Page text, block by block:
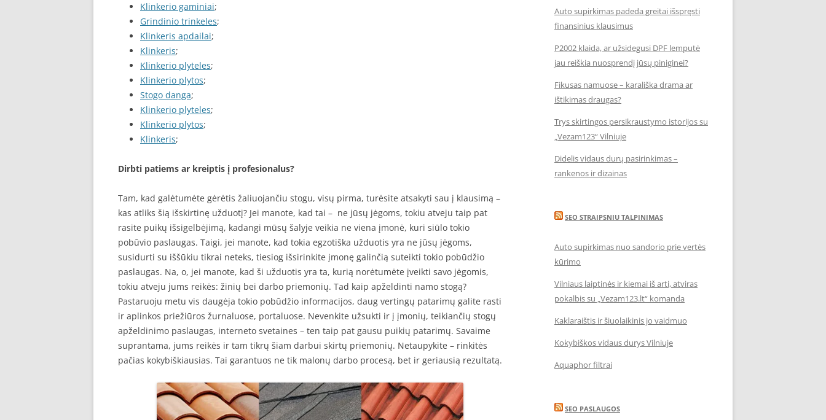
Klinkerio gaminiai;
Grindinio trinkeles;
Klinkeris apdailai;
Klinkeris;
Klinkerio plyteles;
Klinkerio plytos;
Stogo danga;
Klinkerio plyteles;
Klinkerio plytos;
Klinkeris;
Dirbti patiems ar kreiptis į profesionalus?
Tam, kad galėtumėte gėrėtis žaliuojančiu stogu, visų pirma, turėsite atsakyti sau į klausimą –
kas atliks šią išskirtinę užduotį? Jei manote, kad tai – ne jūsų jėgoms, tokiu atveju taip pat
rasite puikų išsigelbėjimą, kadangi mūsų šalyje veikia ne viena įmonė, kuri siūlo tokio
pobūvio paslaugas. Taigi, jei manote, kad tokia egzotiška užduotis yra ne jūsų jėgoms,
susidurti su iššūkiu tikrai neteks, tiesiog išsirinkite įmonę galinčią suteikti tokio pobūdžio
paslaugas. Na, o, jei manote, kad ši užduotis yra ta, kurią norėtumėte įveikti savo jėgomis,
tokiu atveju jums reikės: žinių bei darbo priemonių. Tad kaip apželdinti namo stogą?
Pastaruoju metu vis daugėja tokio pobūdžio informacijos, daug vertingų patarimų galite rasti
ir aplinkos priežiūros žurnaluose, portaluose. Nevenkite užsukti ir į įmonių, teikiančių stogų
apželdinimo paslaugas, interneto svetaines – ten taip pat gausu puikių patarimų. Savaime
suprantama, jums reikės ir tam tikrų šiam darbui skirtų priemonių. Netaupykite – rinkitės
pačias kokybiškiausias. Tai garantuos ne tik malonų darbo procesą, bet ir geriausią rezultatą.
Auto supirkimas padeda greitai išspręsti
finansinius klausimus
P2002 klaida, ar užsidegusi DPF lemputė
jau reiškia nuosprendį jūsų piniginei?
Fikusas namuose – karališka drama ar
ištikimas draugas?
Trys skirtingos persikraustymo istorijos su
„Vezam123“ Vilniuje
Didelis vidaus durų pasirinkimas –
rankenos ir dizainas
SEO STRAIPSNIU TALPINIMAS
Auto supirkimas nuo sandorio prie vertės
kūrimo
Vilniaus laiptinės ir kiemai iš arti, atviras
pokalbis su „Vezam123.lt“ komanda
Kaklaraištis ir šiuolaikinis jo vaidmuo
Kokybiškos vidaus durys Vilniuje
Aquaphor filtrai
SEO PASLAUGOS